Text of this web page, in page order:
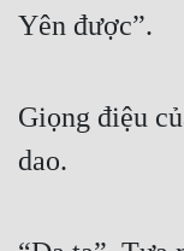
Truyện Nữ
Vô Địch Lưu
Yên được”.
Giọng điệu
dao.